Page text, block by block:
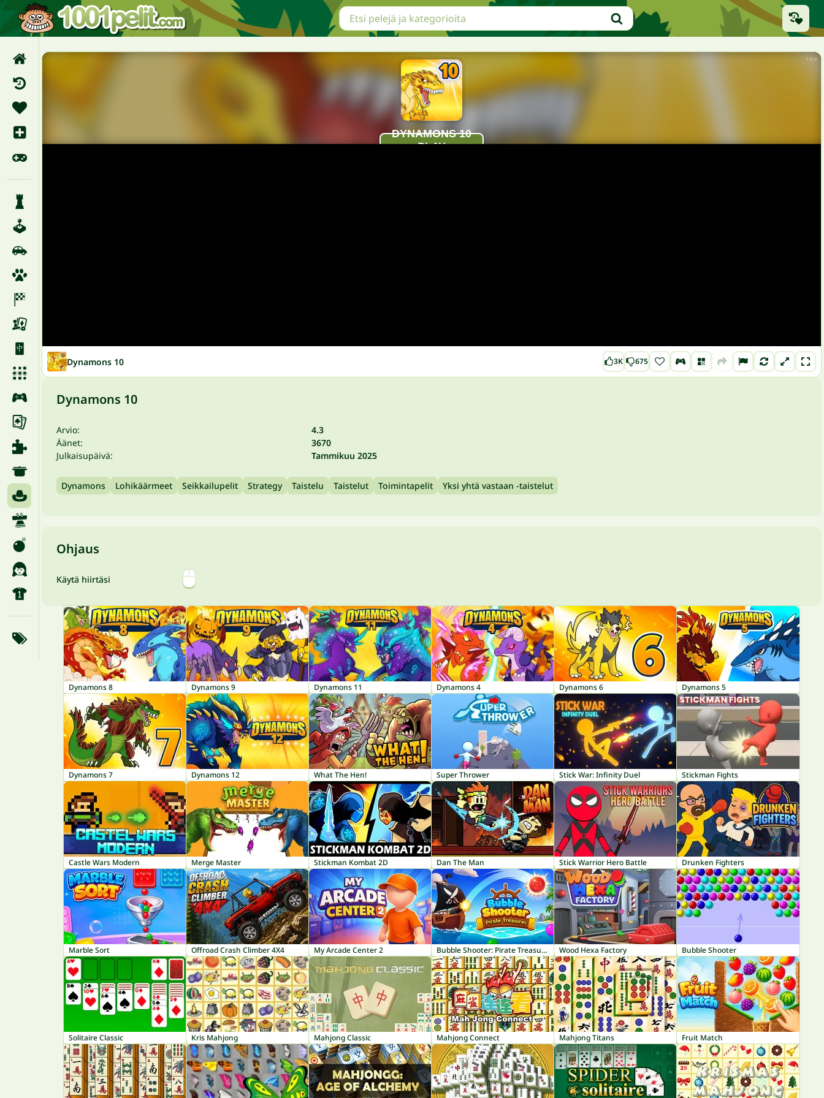
Dynamons 10 3K 675
Dynamons 10
Arvio:
4.3
Äänet:
3670
Julkaisupäivä:
Tammikuu 2025
Dynamons Lohikäärmeet Seikkailupelit Strategy Taistelu Taistelut Toimintapelit Yksi yhtä vastaan -taistelut
Ohjaus
Käytä hiirtäsi
Dynamons 8 Dynamons 9 Dynamons 11 Dynamons 4 Dynamons 6 Dynamons 5
Dynamons 7 Dynamons 12 What The Hen! Super Thrower Stick War: Infinity Duel Stickman Fights
Castle Wars Modern Merge Master Stickman Kombat 2D Dan The Man Stick Warrior Hero Battle Drunken Fighters
Marble Sort Offroad Crash Climber 4X4 My Arcade Center 2 Bubble Shooter: Pirate Treasures Wood Hexa Factory Bubble Shooter
Solitaire Classic Kris Mahjong Mahjong Classic Mahjong Connect Mahjong Titans Fruit Match